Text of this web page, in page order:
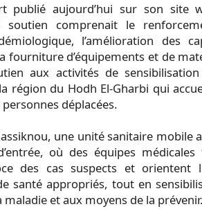
publié aujourd’hui sur son site
soutien comprenait le
l’amélioration des
fourniture d’équipements et de
aux activités de
région du Hodh El-Gharbi qui
déplacées.
une unité sanitaire mobile
où des équipes
des cas suspects et orientent
santé appropriés, tout en
et aux moyens de la